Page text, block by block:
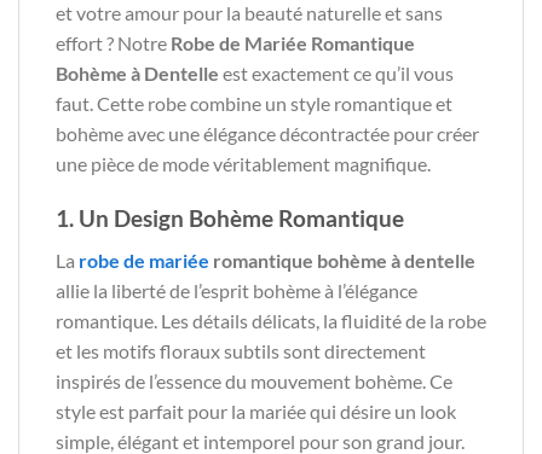
et votre amour pour la beauté naturelle et sans
effort ? Notre Robe de Mariée Romantique
Bohème à Dentelle est exactement ce qu’il vous
faut. Cette robe combine un style romantique et
bohème avec une élégance décontractée pour créer
une pièce de mode véritablement magnifique.
1. Un Design Bohème Romantique
La robe de mariée romantique bohème à dentelle
allie la liberté de l’esprit bohème à l’élégance
romantique. Les détails délicats, la fluidité de la robe
et les motifs floraux subtils sont directement
inspirés de l’essence du mouvement bohème. Ce
style est parfait pour la mariée qui désire un look
simple, élégant et intemporel pour son grand jour.